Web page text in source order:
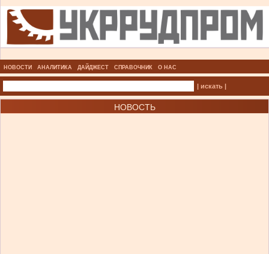
НОВОСТИ АНАЛИТИКА ДАЙДЖЕСТ СПРАВОЧНИК О НАС
| искать |
НОВОСТЬ